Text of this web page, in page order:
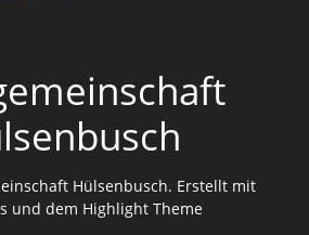
Hülsenbusch. Erstellt mit
und dem Highlight Theme